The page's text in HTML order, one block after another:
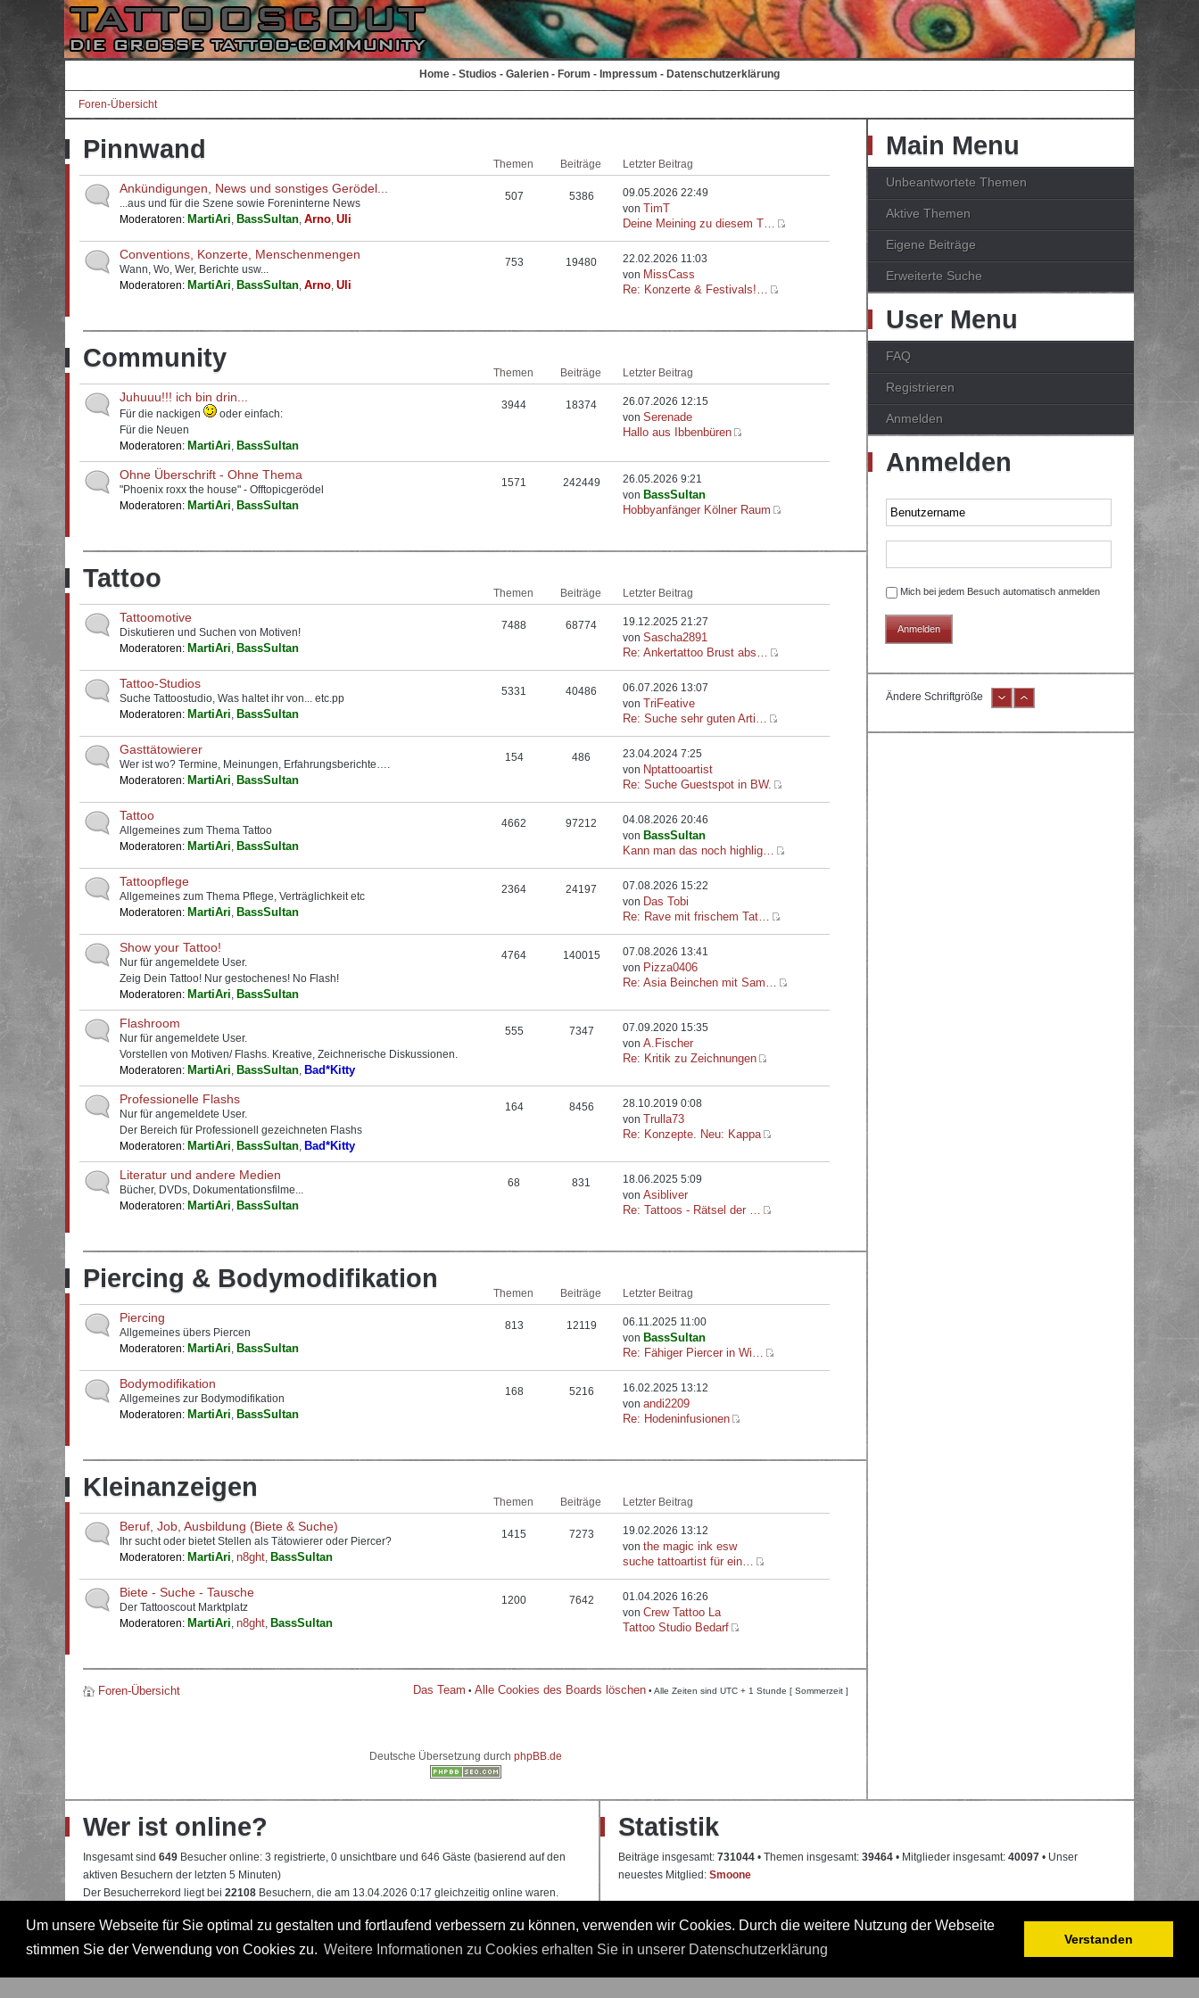
Um unsere Webseite für Sie optimal zu gestalten und fortlaufend verbessern zu können, verwenden wir Cookies. Durch die weitere Nutzung der Webseite
stimmen Sie der Verwendung von Cookies zu. Weitere Informationen zu Cookies erhalten Sie in unserer Datenschutzerklärung
Verstanden
Home - Studios - Galerien - Forum - Impressum - Datenschutzerklärung
Foren-Übersicht
Pinnwand
Themen Beiträge Letzter Beitrag
Ankündigungen, News und sonstiges Gerödel...
...aus und für die Szene sowie Foreninterne News
Moderatoren: MartiAri, BassSultan, Arno, Uli
507 5386
09.05.2026 22:49
von TimT
Deine Meining zu diesem T…
Conventions, Konzerte, Menschenmengen
Wann, Wo, Wer, Berichte usw...
Moderatoren: MartiAri, BassSultan, Arno, Uli
753 19480
22.02.2026 11:03
von MissCass
Re: Konzerte & Festivals!…
Community
Themen Beiträge Letzter Beitrag
Juhuuu!!! ich bin drin...
Für die nackigen
oder einfach:
Für die Neuen
Moderatoren: MartiAri, BassSultan
3944 18374
26.07.2026 12:15
vonSerenade
Hallo aus Ibbenbüren
Ohne Überschrift - Ohne Thema
"Phoenix roxx the house" - Offtopicgerödel
Moderatoren: MartiAri, BassSultan
1571 242449
26.05.2026 9:21
von BassSultan
Hobbyanfänger Kölner Raum
Tattoo
Themen Beiträge Letzter Beitrag
Tattoomotive
Diskutieren und Suchen von Motiven!
Moderatoren: MartiAri, BassSultan
7488 68774
19.12.2025 21:27
vonSascha2891
Re: Ankertattoo Brust abs…
Tattoo-Studios
Suche Tattoostudio, Was haltet ihr von... etc.pp
Moderatoren: MartiAri, BassSultan
5331 40486
06.07.2026 13:07
von TriFeative
Re: Suche sehr guten Arti…
Gasttätowierer
Wer ist wo? Termine, Meinungen, Erfahrungsberichte….
Moderatoren: MartiAri, BassSultan
154 486
23.04.2024 7:25
von Nptattooartist
Re: Suche Guestspot in BW.
Tattoo
Allgemeines zum Thema Tattoo
Moderatoren: MartiAri, BassSultan
4662 97212
04.08.2026 20:46
von BassSultan
Kann man das noch highlig…
Tattoopflege
Allgemeines zum Thema Pflege, Verträglichkeit etc
Moderatoren: MartiAri, BassSultan
2364 24197
07.08.2026 15:22
von Das Tobi
Re: Rave mit frischem Tat…
Show your Tattoo!
Nur für angemeldete User.
Zeig Dein Tattoo! Nur gestochenes! No Flash!
Moderatoren: MartiAri, BassSultan
4764 140015
07.08.2026 13:41
von Pizza0406
Re: Asia Beinchen mit Sam…
Flashroom
Nur für angemeldete User.
Vorstellen von Motiven/ Flashs. Kreative, Zeichnerische Diskussionen.
Moderatoren: MartiAri, BassSultan, Bad*Kitty
555 7347
07.09.2020 15:35
vonA.Fischer
Re: Kritik zu Zeichnungen
Professionelle Flashs
Nur für angemeldete User.
Der Bereich für Professionell gezeichneten Flashs
Moderatoren: MartiAri, BassSultan, Bad*Kitty
164 8456
28.10.2019 0:08
von Trulla73
Re: Konzepte. Neu: Kappa
Literatur und andere Medien
Bücher, DVDs, Dokumentationsfilme...
Moderatoren: MartiAri, BassSultan
68 831
18.06.2025 5:09
vonAsibliver
Re: Tattoos - Rätsel der …
Piercing & Bodymodifikation
Themen Beiträge Letzter Beitrag
Piercing
Allgemeines übers Piercen
Moderatoren: MartiAri, BassSultan
813 12119
06.11.2025 11:00
von BassSultan
Re: Fähiger Piercer in Wi…
Bodymodifikation
Allgemeines zur Bodymodifikation
Moderatoren: MartiAri, BassSultan
168 5216
16.02.2025 13:12
vonandi2209
Re: Hodeninfusionen
Kleinanzeigen
Themen Beiträge Letzter Beitrag
Beruf, Job, Ausbildung (Biete & Suche)
Ihr sucht oder bietet Stellen als Tätowierer oder Piercer?
Moderatoren: MartiAri, n8ght, BassSultan
1415 7273
19.02.2026 13:12
vonthe magic ink esw
suche tattoartist für ein…
Biete - Suche - Tausche
Der Tattooscout Marktplatz
Moderatoren: MartiAri, n8ght, BassSultan
1200 7642
01.04.2026 16:26
vonCrew Tattoo La
Tattoo Studio Bedarf
Foren-Übersicht Das Team • Alle Cookies des Boards löschen • Alle Zeiten sind UTC + 1 Stunde [ Sommerzeit ]
Deutsche Übersetzung durch phpBB.de
Main Menu
Unbeantwortete Themen
Aktive Themen
Eigene Beiträge
Erweiterte Suche
User Menu
FAQ
Registrieren
Anmelden
Anmelden
Mich bei jedem Besuch automatisch anmelden
Ändere Schriftgröße
Wer ist online?
Insgesamt sind 649 Besucher online: 3 registrierte, 0 unsichtbare und 646 Gäste (basierend auf den
aktiven Besuchern der letzten 5 Minuten)
Der Besucherrekord liegt bei 22108 Besuchern, die am 13.04.2026 0:17 gleichzeitig online waren.
Mitglieder:Das Tobi ,Google [Bot], Google Adsense [Bot]
Legende: Administrator,Moderator,Professional Professional in Ausbildung
Statistik
Beiträge insgesamt: 731044 • Themen insgesamt: 39464 • Mitglieder insgesamt: 40097 • Unser
neuestes Mitglied: Smoone